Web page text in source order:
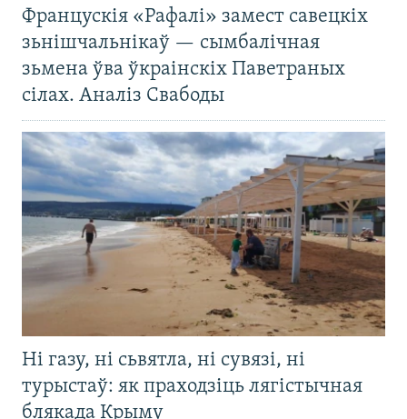
Францускія «Рафалі» замест савецкіх
зьнішчальнікаў — сымбалічная
зьмена ўва ўкраінскіх Паветраных
сілах. Аналіз Свабоды
Ні газу, ні сьвятла, ні сувязі, ні
турыстаў: як праходзіць лягістычная
блякада Крыму